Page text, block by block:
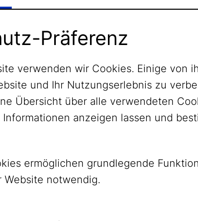
Präferenz
verwenden wir Cookies. Einige von
und Ihr Nutzungserlebnis zu
Übersicht über alle verwendeten
anzeigen lassen und
ermöglichen grundlegende
Website notwendig.